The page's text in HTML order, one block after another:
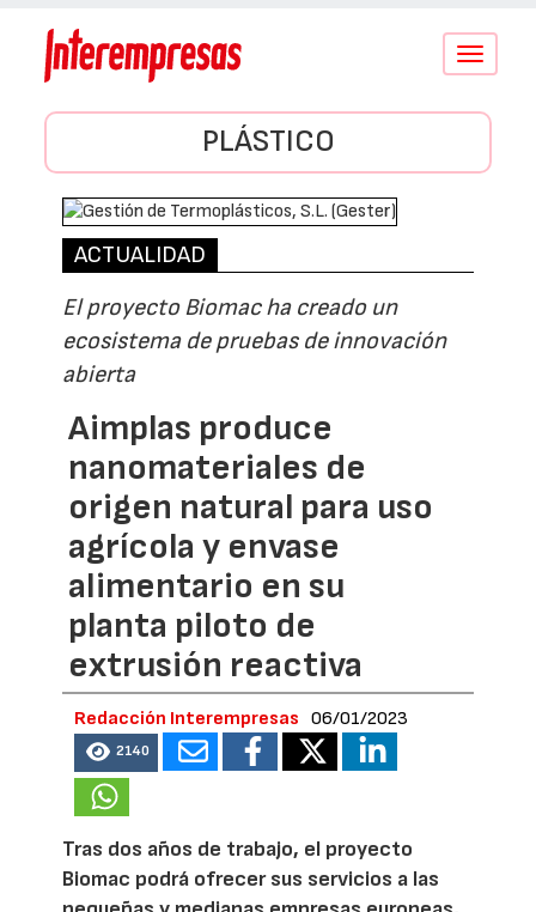
Conmutar
PLÁSTICO
ACTUALIDAD
El proyecto Biomac ha creado un
ecosistema de pruebas de innovación
abierta
Aimplas produce
nanomateriales de
origen natural para uso
agrícola y envase
alimentario en su
planta piloto de
extrusión reactiva
Redacción Interempresas 06/01/2023
2140
Tras dos años de trabajo, el proyecto
Biomac podrá ofrecer sus servicios a las